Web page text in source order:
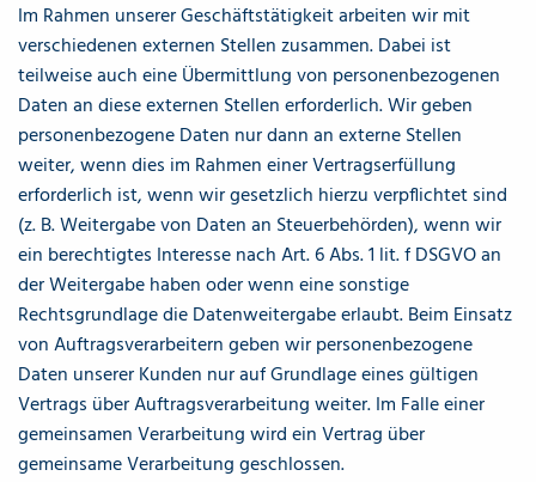
Im Rahmen unserer Geschäftstätigkeit arbeiten wir mit
verschiedenen externen Stellen zusammen. Dabei ist
teilweise auch eine Übermittlung von personenbezogenen
Daten an diese externen Stellen erforderlich. Wir geben
personenbezogene Daten nur dann an externe Stellen
weiter, wenn dies im Rahmen einer Vertragserfüllung
erforderlich ist, wenn wir gesetzlich hierzu verpflichtet sind
(z. B. Weitergabe von Daten an Steuerbehörden), wenn wir
ein berechtigtes Interesse nach Art. 6 Abs. 1 lit. f DSGVO an
der Weitergabe haben oder wenn eine sonstige
Rechtsgrundlage die Datenweitergabe erlaubt. Beim Einsatz
von Auftragsverarbeitern geben wir personenbezogene
Daten unserer Kunden nur auf Grundlage eines gültigen
Vertrags über Auftragsverarbeitung weiter. Im Falle einer
gemeinsamen Verarbeitung wird ein Vertrag über
gemeinsame Verarbeitung geschlossen.